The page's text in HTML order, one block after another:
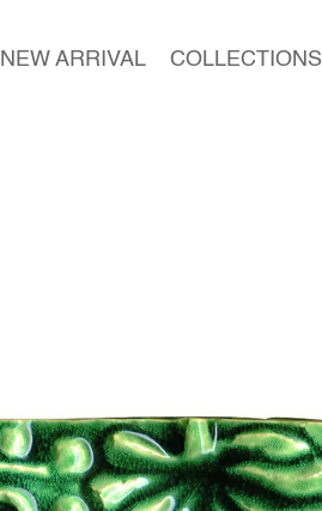
NEW ARRIVAL COLLECTIONS